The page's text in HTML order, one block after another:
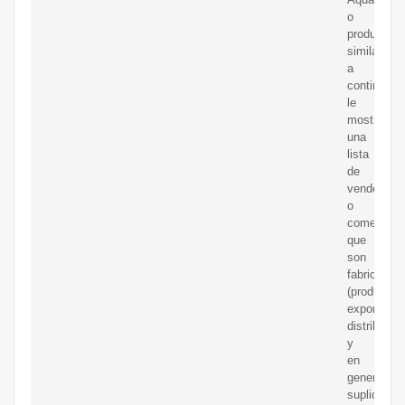
o
productos
similares,
a
le
mostramos
una
lista
de
o
que
son
fabricantes
y
en
general
suplidores